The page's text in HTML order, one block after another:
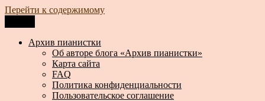
Перейти к содержимому
Архив пианистки
Всё для пианистов: ноты, книги, музыка, статьи…
Архив пианистки
Об авторе блога «Архив пианистки»
Карта сайта
FAQ
Политика конфиденциальности
Пользовательское соглашение